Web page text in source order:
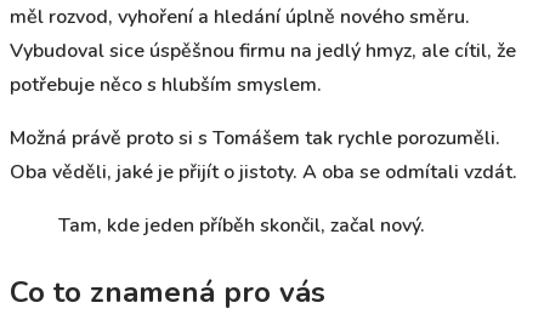
měl rozvod, vyhoření a hledání úplně nového směru.
Vybudoval sice úspěšnou firmu na jedlý hmyz, ale cítil, že
potřebuje něco s hlubším smyslem.
Možná právě proto si s Tomášem tak rychle porozuměli.
Oba věděli, jaké je přijít o jistoty. A oba se odmítali vzdát.
Tam, kde jeden příběh skončil, začal nový.
Co to znamená pro vás